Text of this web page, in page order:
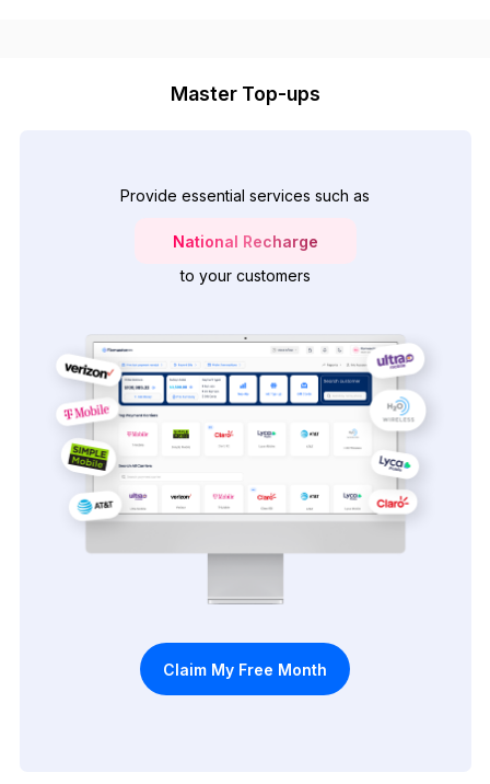
Master Top-ups
Provide essential services such as
National Recharge
to your customers
Claim My Free Month